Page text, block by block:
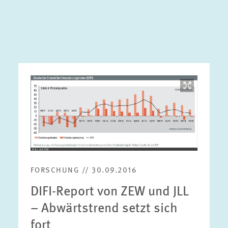
Bild
öffnet
in
vergrößerter
Ansicht
FORSCHUNG // 30.09.2016
DIFI-Report von ZEW und JLL
– Abwärtstrend setzt sich